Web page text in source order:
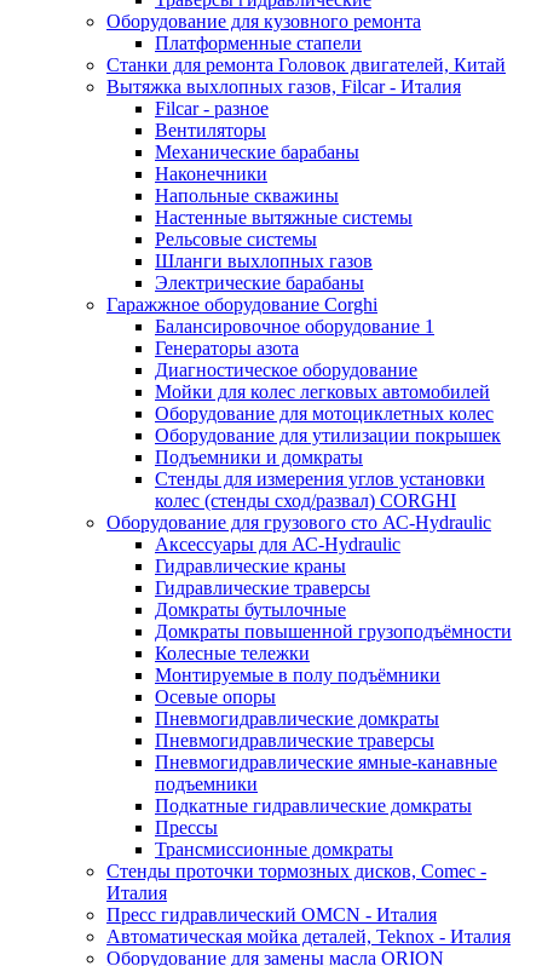
Оборудование для кузовного ремонта
Платформенные стапели
Станки для ремонта Головок двигателей, Китай
Вытяжка выхлопных газов, Filcar - Италия
Filcar - разное
Вентиляторы
Механические барабаны
Наконечники
Напольные скважины
Настенные вытяжные системы
Рельсовые системы
Шланги выхлопных газов
Электрические барабаны
Гаражжное оборудование Corghi
Балансировочное оборудование 1
Генераторы азота
Диагностическое оборудование
Мойки для колес легковых автомобилей
Оборудование для мотоциклетных колес
Оборудование для утилизации покрышек
Подъемники и домкраты
Стенды для измерения углов установки
колес (стенды сход/развал) CORGHI
Оборудование для грузового сто АС-Hydraulic
Аксессуары для АС-Hydraulic
Гидравлические краны
Гидравлические траверсы
Домкраты бутылочные
Домкраты повышенной грузоподъёмности
Колесные тележки
Монтируемые в полу подъёмники
Осевые опоры
Пневмогидравлические домкраты
Пневмогидравлические траверсы
Пневмогидравлические ямные-канавные
подъемники
Подкатные гидравлические домкраты
Прессы
Трансмиссионные домкраты
Стенды проточки тормозных дисков, Comec -
Италия
Пресс гидравлический OMCN - Италия
Автоматическая мойка деталей, Teknox - Италия
Оборудование для замены масла ORION